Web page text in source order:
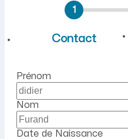
1
Contact
Prénom
Nom
Date de Naissance